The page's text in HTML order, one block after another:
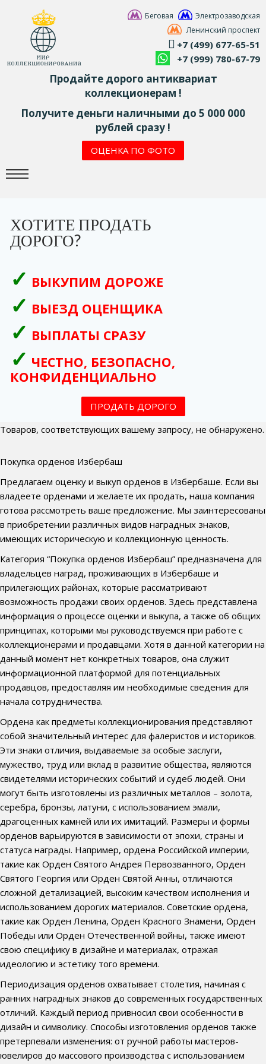
Беговая
Электрозаводская
Ленинский проспект
+7 (499) 677-65-51
+7 (999) 780-67-79
Продайте дорого антиквариат
коллекционерам !
Получите деньги наличными до 5 000 000
рублей сразу !
ОЦЕНКА ПО ФОТО
ХОТИТЕ ПРОДАТЬ
ДОРОГО?
ВЫКУПИМ ДОРОЖЕ
ВЫЕЗД ОЦЕНЩИКА
ВЫПЛАТЫ СРАЗУ
ЧЕСТНО, БЕЗОПАСНО,
КОНФИДЕНЦИАЛЬНО
ПРОДАТЬ ДОРОГО
Товаров, соответствующих вашему запросу, не обнаружено.
Покупка орденов Избербаш
Предлагаем оценку и выкуп орденов в Избербаше. Если вы
владеете орденами и желаете их продать, наша компания
готова рассмотреть ваше предложение. Мы заинтересованы
в приобретении различных видов наградных знаков,
имеющих историческую и коллекционную ценность.
Категория “Покупка орденов Избербаш” предназначена для
владельцев наград, проживающих в Избербаше и
прилегающих районах, которые рассматривают
возможность продажи своих орденов. Здесь представлена
информация о процессе оценки и выкупа, а также об общих
принципах, которыми мы руководствуемся при работе с
коллекционерами и продавцами. Хотя в данной категории на
данный момент нет конкретных товаров, она служит
информационной платформой для потенциальных
продавцов, предоставляя им необходимые сведения для
начала сотрудничества.
Ордена как предметы коллекционирования представляют
собой значительный интерес для фалеристов и историков.
Эти знаки отличия, выдаваемые за особые заслуги,
мужество, труд или вклад в развитие общества, являются
свидетелями исторических событий и судеб людей. Они
могут быть изготовлены из различных металлов – золота,
серебра, бронзы, латуни, с использованием эмали,
драгоценных камней или их имитаций. Размеры и формы
орденов варьируются в зависимости от эпохи, страны и
статуса награды. Например, ордена Российской империи,
такие как Орден Святого Андрея Первозванного, Орден
Святого Георгия или Орден Святой Анны, отличаются
сложной детализацией, высоким качеством исполнения и
использованием дорогих материалов. Советские ордена,
такие как Орден Ленина, Орден Красного Знамени, Орден
Победы или Орден Отечественной войны, также имеют
свою специфику в дизайне и материалах, отражая
идеологию и эстетику того времени.
Периодизация орденов охватывает столетия, начиная с
ранних наградных знаков до современных государственных
отличий. Каждый период привносил свои особенности в
дизайн и символику. Способы изготовления орденов также
претерпевали изменения: от ручной работы мастеров-
ювелиров до массового производства с использованием